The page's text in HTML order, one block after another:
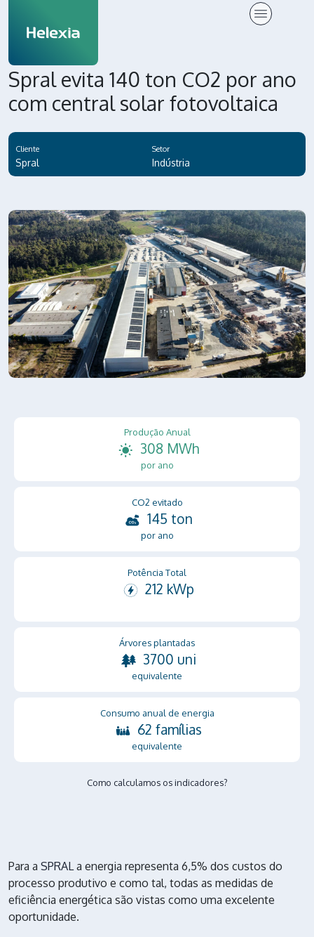
Spral evita 140 ton CO2 por ano
com central solar fotovoltaica
Cliente
Spral
Setor
Indústria
Produção Anual
308 MWh
por ano
CO2 evitado
145 ton
por ano
Potência Total
212 kWp
Árvores plantadas
3700 uni
equivalente
Consumo anual de energia
62 famílias
equivalente
Como calculamos os indicadores?
Para a SPRAL a energia representa 6,5% dos custos do
processo produtivo e como tal, todas as medidas de
eficiência energética são vistas como uma excelente
oportunidade.